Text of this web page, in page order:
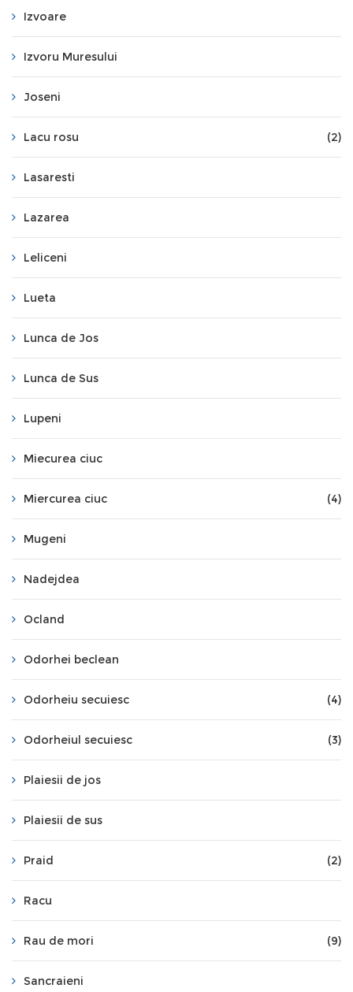
Izvoare
Izvoru Muresului
Joseni
Lacu rosu (2)
Lasaresti
Lazarea
Leliceni
Lueta
Lunca de Jos
Lunca de Sus
Lupeni
Miecurea ciuc
Miercurea ciuc (4)
Mugeni
Nadejdea
Ocland
Odorhei beclean
Odorheiu secuiesc (4)
Odorheiul secuiesc (3)
Plaiesii de jos
Plaiesii de sus
Praid (2)
Racu
Rau de mori (9)
Sancraieni